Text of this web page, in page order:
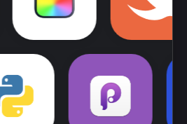
Principle
JS